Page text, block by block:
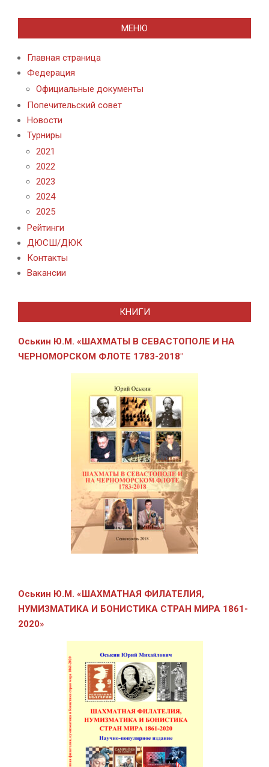
МЕНЮ
Главная страница
Федерация
Официальные документы
Попечительский совет
Новости
Турниры
2021
2022
2023
2024
2025
Рейтинги
ДЮСШ/ДЮК
Контакты
Вакансии
КНИГИ
Оськин Ю.М. «ШАХМАТЫ В СЕВАСТОПОЛЕ И НА
ЧЕРНОМОРСКОМ ФЛОТЕ 1783-2018″
Оськин Ю.М. «ШАХМАТНАЯ ФИЛАТЕЛИЯ,
НУМИЗМАТИКА И БОНИСТИКА СТРАН МИРА 1861-
2020»